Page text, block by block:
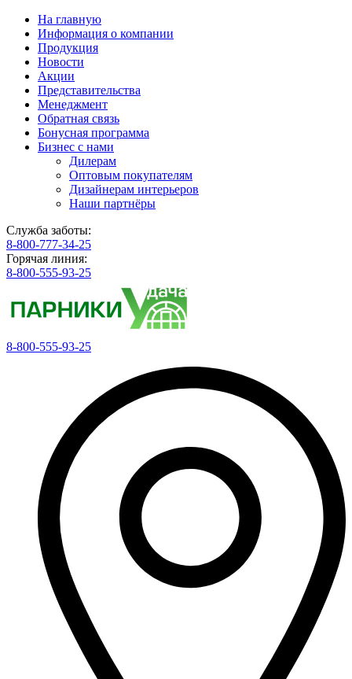
На главную
Информация о компании
Продукция
Новости
Акции
Представительства
Менеджмент
Обратная связь
Бонусная программа
Бизнес с нами
Дилерам
Оптовым покупателям
Дизайнерам интерьеров
Наши партнёры
Служба заботы:
8-800-777-34-25
Горячая линия:
8-800-555-93-25
8-800-555-93-25